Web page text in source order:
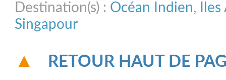
Destination(s) : Océan Indien,
Singapour
RETOUR HAUT DE